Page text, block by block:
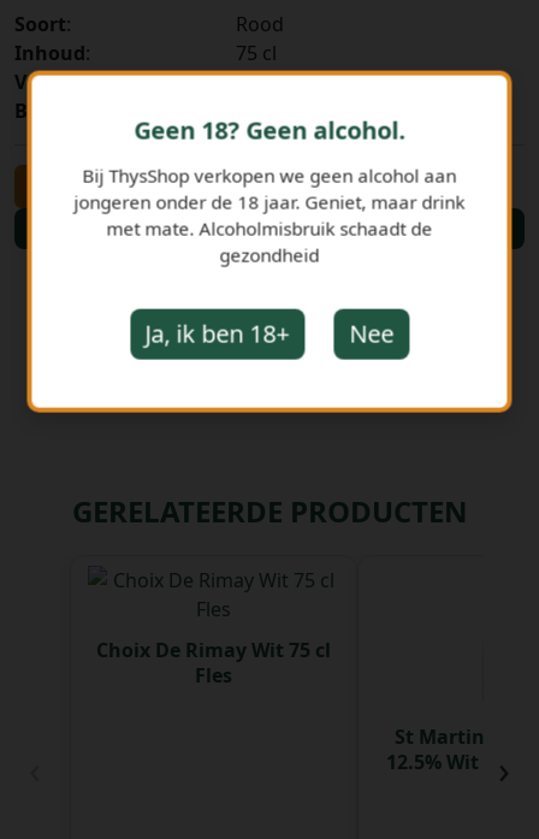
Soort:
Rood
Inhoud:
75 cl
Verpakking:
Fles
BTW toeslag
+
Bestellen
GERELATEERDE PRODUCTEN
Choix De Rimay Wit 75 cl
Fles
St Martin
12.5% Wit 75 cl
›
Geen 18? Geen alcohol.
Bij ThysShop verkopen we geen alcohol aan
jongeren onder de 18 jaar. Geniet, maar drink
met mate. Alcoholmisbruik schaadt de
gezondheid
Ja, ik ben 18+ Nee